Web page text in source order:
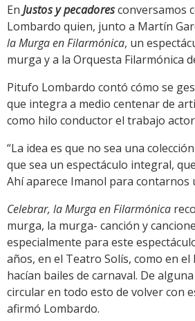
En Justos y pecadoresconversamos
Lombardo quien, junto a Martín
la Murga en Filarmónica, un
murga y a la Orquesta Filarmónica
Pitufo Lombardo contó cómo se
que integra a medio centenar de
como hilo conductor el trabajo
“La idea es que no sea una
que sea un espectáculo integral,
Ahí aparece Imanol para contarnos
Celebrar, la Murga en Filarmónica
murga, la murga- canción y
especialmente para este
años, en el Teatro Solís, como en el
hacían bailes de carnaval. De
circular en todo esto de volver con
afirmó Lombardo.